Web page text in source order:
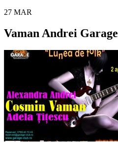
27 MAR
Vaman Andrei Garage